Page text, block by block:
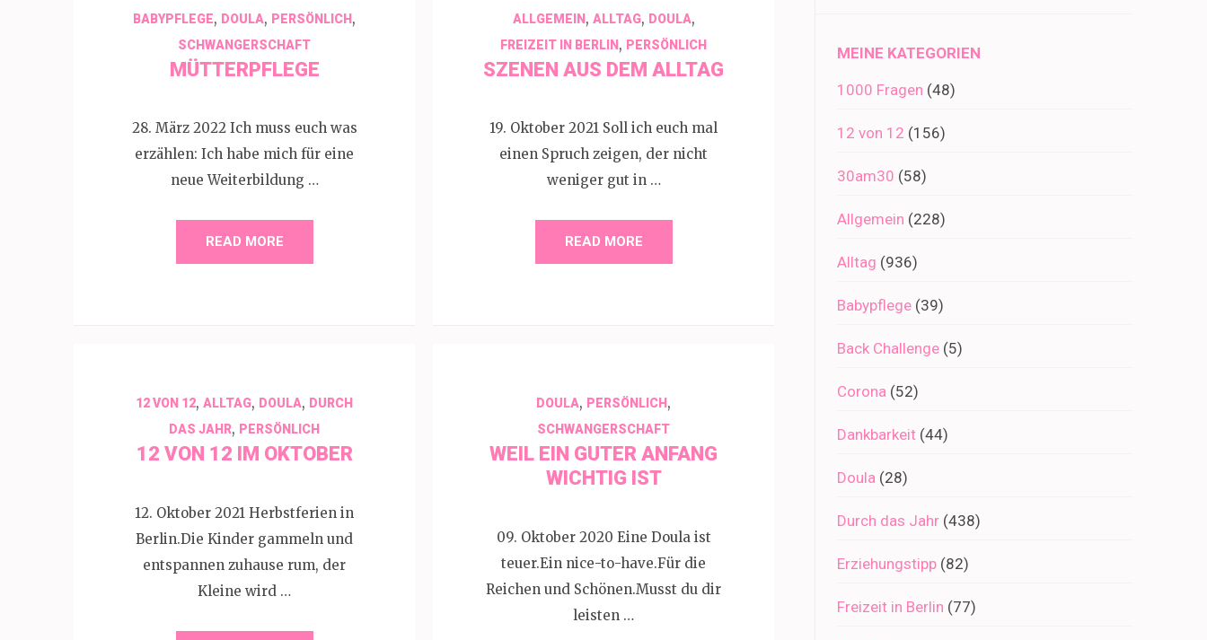
BABYPFLEGE, DOULA, PERSÖNLICH,
SCHWANGERSCHAFT
MÜTTERPFLEGE
28. März 2022 Ich muss euch was
erzählen: Ich habe mich für eine
neue Weiterbildung …
READ MORE
ALLGEMEIN, ALLTAG, DOULA,
FREIZEIT IN BERLIN, PERSÖNLICH
SZENEN AUS DEM ALLTAG
19. Oktober 2021 Soll ich euch mal
einen Spruch zeigen, der nicht
weniger gut in …
READ MORE
12 VON 12, ALLTAG, DOULA, DURCH
DAS JAHR, PERSÖNLICH
12 VON 12 IM OKTOBER
12. Oktober 2021 Herbstferien in
Berlin.Die Kinder gammeln und
entspannen zuhause rum, der
Kleine wird …
DOULA, PERSÖNLICH ,
SCHWANGERSCHAFT
WEIL EIN GUTER ANFANG
WICHTIG IST
09. Oktober 2020 Eine Doula ist
teuer.Ein nice-to-have.Für die
Reichen und Schönen.Musst du dir
leisten …
MEINE KATEGORIEN
1000 Fragen (48)
12 von 12 (156)
30am30 (58)
Allgemein (228)
Alltag (936)
Babypflege (39)
Back Challenge (5)
Corona (52)
Dankbarkeit (44)
Doula (28)
Durch das Jahr (438)
Erziehungstipp (82)
Freizeit in Berlin (77)